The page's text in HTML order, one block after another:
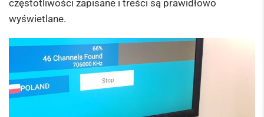
częstotliwości zapisane i treści są prawidłowo
wyświetlane.